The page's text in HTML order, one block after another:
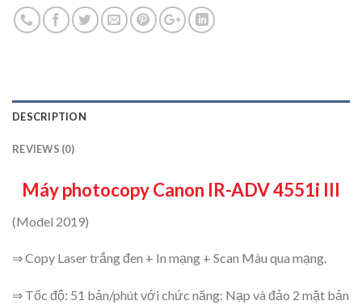
DESCRIPTION
REVIEWS (0)
Máy photocopy Canon IR-ADV 4551i III
(Model 2019)
⇒ Copy Laser trắng đen + In mạng + Scan Màu qua mạng.
⇒ Tốc độ: 51 bản/phút với chức năng: Nạp và đảo 2 mặt bản